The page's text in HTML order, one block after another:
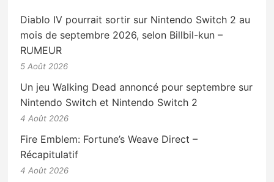
Diablo IV pourrait sortir sur Nintendo Switch 2 au
mois de septembre 2026, selon Billbil-kun –
RUMEUR
5 Août 2026
Un jeu Walking Dead annoncé pour septembre sur
Nintendo Switch et Nintendo Switch 2
4 Août 2026
Fire Emblem: Fortune’s Weave Direct –
Récapitulatif
4 Août 2026